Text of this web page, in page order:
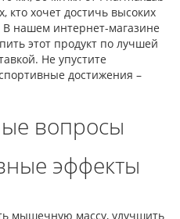
кто хочет достичь высоких
В нашем интернет-магазине
этот продукт по лучшей
Не упустите
достижения –
вопросы
эффекты
мышечную массу, улучшить